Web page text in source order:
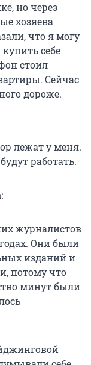
но через
хозяева
что я могу
себе
стоил
Сейчас
дороже.
лежат у меня.
работать.
:
журналистов
Они были
изданий и
потому что
минут были